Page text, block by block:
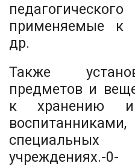
применяемые к
др.
Также
предметов и
к хранению и
специальных
учреждениях.-0-